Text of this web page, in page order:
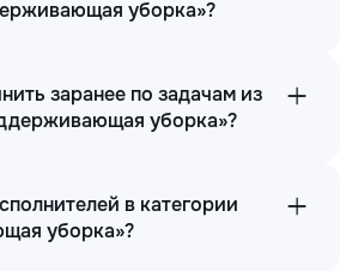
уборка»?
заранее по задачам из
уборка»?
в категории
уборка»?